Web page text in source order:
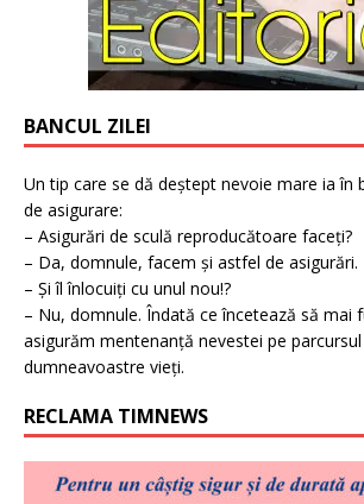
BANCUL ZILEI
Un tip care se dă deștept nevoie mare ia în
de asigurare:
– Asigurări de sculă reproducătoare faceți?
– Da, domnule, facem și astfel de asigurări.
– Și îl înlocuiți cu unul nou!?
– Nu, domnule. Îndată ce încetează să mai
asigurăm mentenanță nevestei pe
dumneavoastre vieți.
RECLAMA TIMNEWS